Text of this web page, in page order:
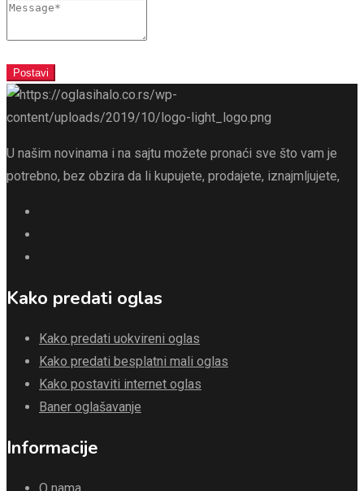
Message
Postavi
U našim novinama i na sajtu možete pronaći sve što vam je
potrebno, bez obzira da li kupujete, prodajete, iznajmljujete,
Kako predati oglas
Kako predati uokvireni oglas
Kako predati besplatni mali oglas
Kako postaviti internet oglas
Baner oglašavanje
Informacije
O nama